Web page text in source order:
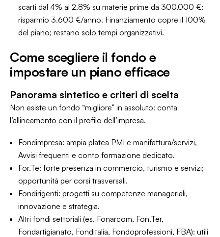
scarti dal 4% al 2,8% su materie prime da 300.000 €:
risparmio 3.600 €/anno. Finanziamento copre il 100%
del piano; restano solo tempi organizzativi.
Come scegliere il fondo e
impostare un piano efficace
Panorama sintetico e criteri di scelta
Non esiste un fondo “migliore” in assoluto: conta
l’allineamento con il profilo dell’impresa.
Fondimpresa: ampia platea PMI e manifattura/servizi,
Avvisi frequenti e conto formazione dedicato.
For.Te: forte presenza in commercio, turismo e servizi;
opportunità per corsi trasversali.
Fondirigenti: progetti su competenze manageriali,
innovazione e strategia.
Altri fondi settoriali (es. Fonarcom, Fon.Ter,
Fondartigianato, Fonditalia, Fondoprofessioni, FBA): utili